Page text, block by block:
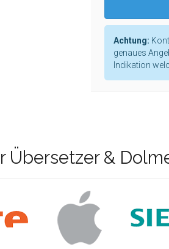
Achtung:
genaues
Indikation
Übersetzer &